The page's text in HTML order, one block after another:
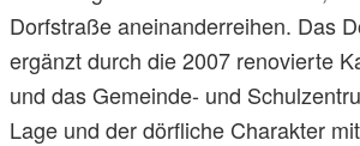
Dorfstraße aneinanderreihen. Das
ergänzt durch die 2007 renovierte
und das Gemeinde- und
Lage und der dörfliche Charakter